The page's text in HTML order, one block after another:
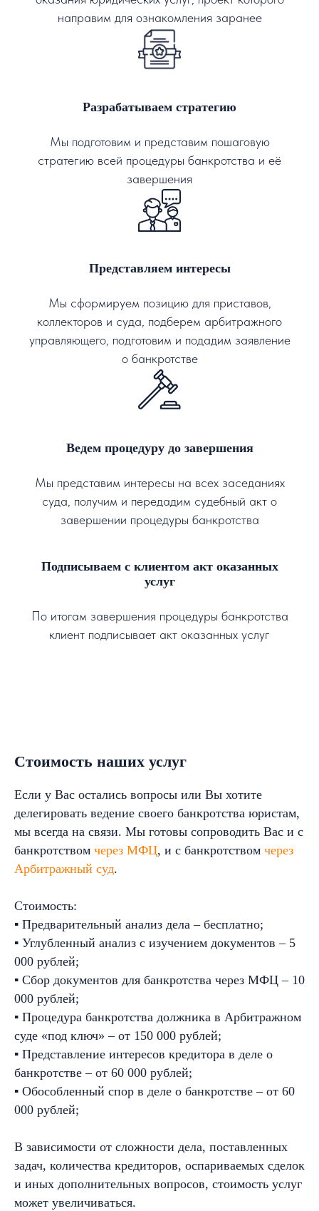
направим для ознакомления заранее
Разрабатываем стратегию
Мы подготовим и представим пошаговую
стратегию всей процедуры банкротства и её
завершения
Представляем интересы
Мы сформируем позицию для приставов,
коллекторов и суда, подберем арбитражного
управляющего, подготовим и подадим заявление
о банкротстве
Ведем процедуру до завершения
Мы представим интересы на всех заседаниях
суда, получим и передадим судебный акт о
завершении процедуры банкротства
Подписываем с клиентом акт оказанных
услуг
По итогам завершения процедуры банкротства
клиент подписывает акт оказанных услуг
Стоимость наших услуг
Если у Вас остались вопросы или Вы хотите
делегировать ведение своего банкротства юристам,
мы всегда на связи. Мы готовы сопроводить Вас и с
банкротством через МФЦ, и с банкротством через
Арбитражный суд.
Стоимость:
▪ Предварительный анализ дела – бесплатно;
▪ Углубленный анализ с изучением документов – 5
000 рублей;
▪ Сбор документов для банкротства через МФЦ – 10
000 рублей;
▪ Процедура банкротства должника в Арбитражном
суде «под ключ» – от 150 000 рублей;
▪ Представление интересов кредитора в деле о
банкротстве – от 60 000 рублей;
▪ Обособленный спор в деле о банкротстве – от 60
000 рублей;
В зависимости от сложности дела, поставленных
задач, количества кредиторов, оспариваемых сделок
и иных дополнительных вопросов, стоимость услуг
может увеличиваться.